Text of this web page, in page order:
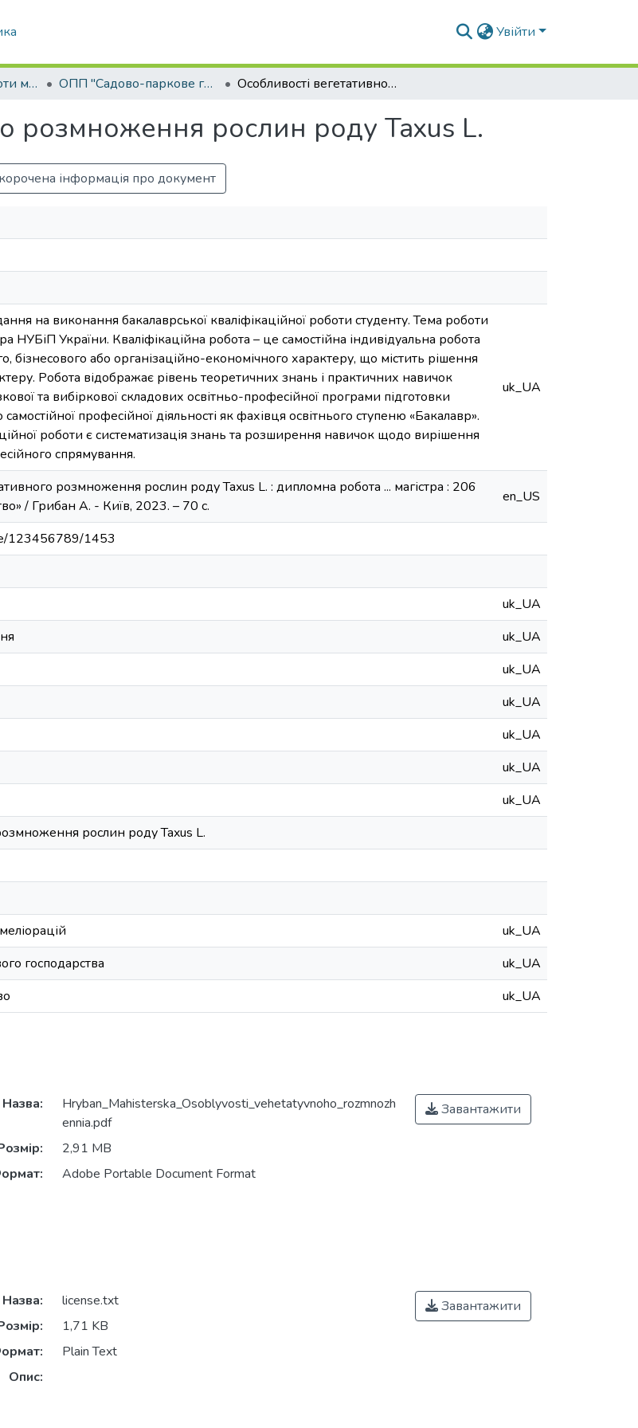
Увійти
Кваліфікаційні роботи магістрів ОПП "Садово-паркове господарство" Особливості вегетативного розмноження рослин роду Taxus L.
розмноження рослин роду Taxus L.
інформація про документ
на виконання бакалаврської кваліфікаційної роботи студенту. Тема роботи
НУБіП України. Кваліфікаційна робота – це самостійна індивідуальна робота
бізнесового або організаційно-економічного характеру, що містить рішення
Робота відображає рівень теоретичних знань і практичних навичок
та вибіркової складових освітньо-професійної програми підготовки
самостійної професійної діяльності як фахівця освітнього ступеню «Бакалавр».
роботи є систематизація знань та розширення навичок щодо вирішення
спрямування.
uk_UA
розмноження рослин роду Taxus L. : дипломна робота ... магістра : 206
/ Грибан А. - Київ, 2023. – 70 с.
en_US
123456789/1453
uk_UA
uk_UA
uk_UA
uk_UA
uk_UA
uk_UA
uk_UA
рослин роду Taxus L.
uk_UA
господарства
uk_UA
uk_UA
Назва:
Hryban_Mahisterska_Osoblyvosti_vehetatyvnoho_rozmnozh
ennia.pdf
2,91 MB
Adobe Portable Document Format
Завантажити
Назва:
license.txt
1,71 KB
Plain Text
Опис:
Завантажити